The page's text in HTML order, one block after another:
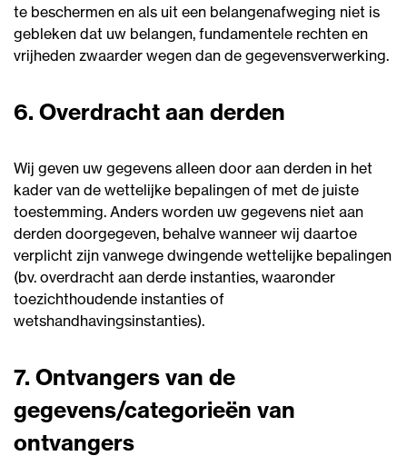
te beschermen en als uit een belangenafweging niet is
gebleken dat uw belangen, fundamentele rechten en
vrijheden zwaarder wegen dan de gegevensverwerking.
6. Overdracht aan derden
Wij geven uw gegevens alleen door aan derden in het
kader van de wettelijke bepalingen of met de juiste
toestemming. Anders worden uw gegevens niet aan
derden doorgegeven, behalve wanneer wij daartoe
verplicht zijn vanwege dwingende wettelijke bepalingen
(bv. overdracht aan derde instanties, waaronder
toezichthoudende instanties of
wetshandhavingsinstanties).
7. Ontvangers van de
gegevens/categorieën van
ontvangers